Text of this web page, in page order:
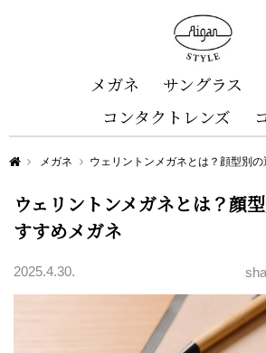
メガネ サングラス
コンタクトレンズ
Aigan STYLE（メガネ・めがね）
メガネ ウェリントンメガネとは？顔型別
ウェリントンメガネとは？顔
すすめメガネ
2025.4.30.